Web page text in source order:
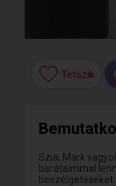
Tetszik
Szia, Márk
barátaimmal
beszélgetéseket.